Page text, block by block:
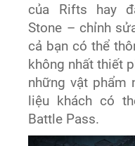
của Rifts hay
Stone – chỉnh
cả bạn có thể
không nhất thiết
những vật phẩm
liệu khách có
Battle Pass.